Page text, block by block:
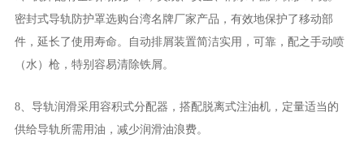
密封式导轨防护罩选购台湾名牌厂家产品，有效地保护了移动部
件，延长了使用寿命。自动排屑装置简洁实用，可靠，配之手动喷
（水）枪，特别容易清除铁屑。
8、导轨润滑采用容积式分配器，搭配脱离式注油机，定量适当的
供给导轨所需用油，减少润滑油浪费。